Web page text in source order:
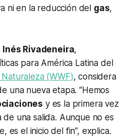
ni en la reducción del gas,
Inés Rivadeneira,
para América Latina del
(WWF), considera
una nueva etapa. “Hemos
y es la primera vez
una salida. Aunque no es
es el inicio del fin”, explica.